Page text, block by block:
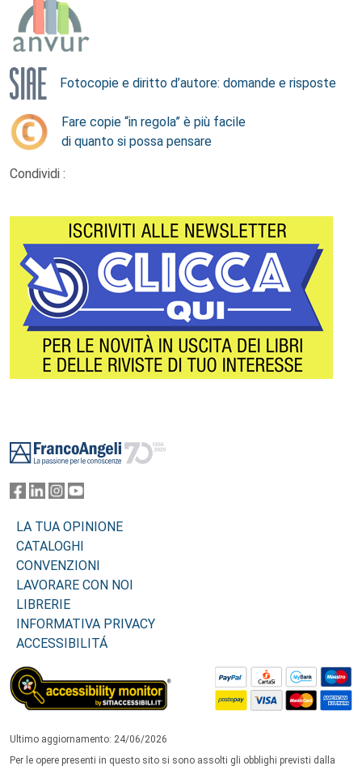
Fotocopie e diritto d’autore: domande e risposte
Fare copie “in regola” è più facile
di quanto si possa pensare
Condividi :
LA TUA OPINIONE
CATALOGHI
CONVENZIONI
LAVORARE CON NOI
LIBRERIE
INFORMATIVA PRIVACY
ACCESSIBILITÁ
Ultimo aggiornamento: 24/06/2026
Per le opere presenti in questo sito si sono assolti gli obblighi previsti dalla